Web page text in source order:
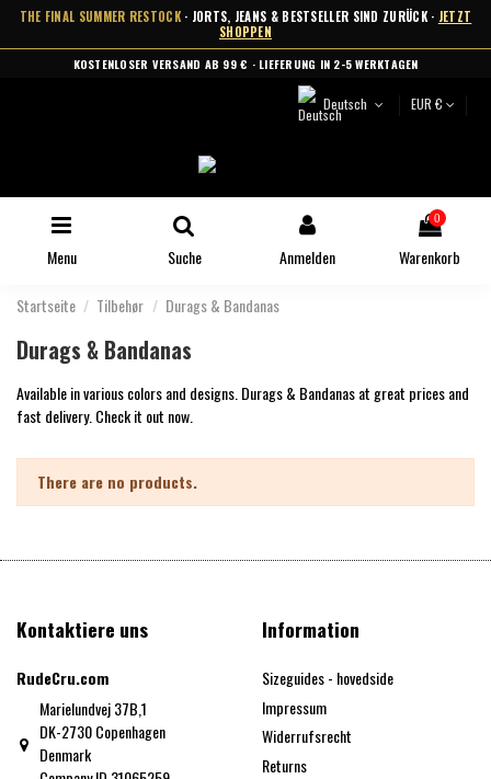
THE FINAL SUMMER RESTOCK· JORTS, JEANS & BESTSELLER SIND ZURÜCK · JETZT
SHOPPEN
KOSTENLOSER VERSAND AB 99 € · LIEFERUNG IN 2-5 WERKTAGEN
Deutsch EUR €
Menu Suche Anmelden
0
Warenkorb
Startseite Tilbehør Durags & Bandanas
Durags & Bandanas
Available in various colors and designs. Durags & Bandanas at great prices and
fast delivery. Check it out now.
There are no products.
Kontaktiere uns
RudeCru.com
Marielundvej 37B,1
DK-2730 Copenhagen
Denmark
Information
Sizeguides - hovedside
Impressum
Widerrufsrecht
Returns